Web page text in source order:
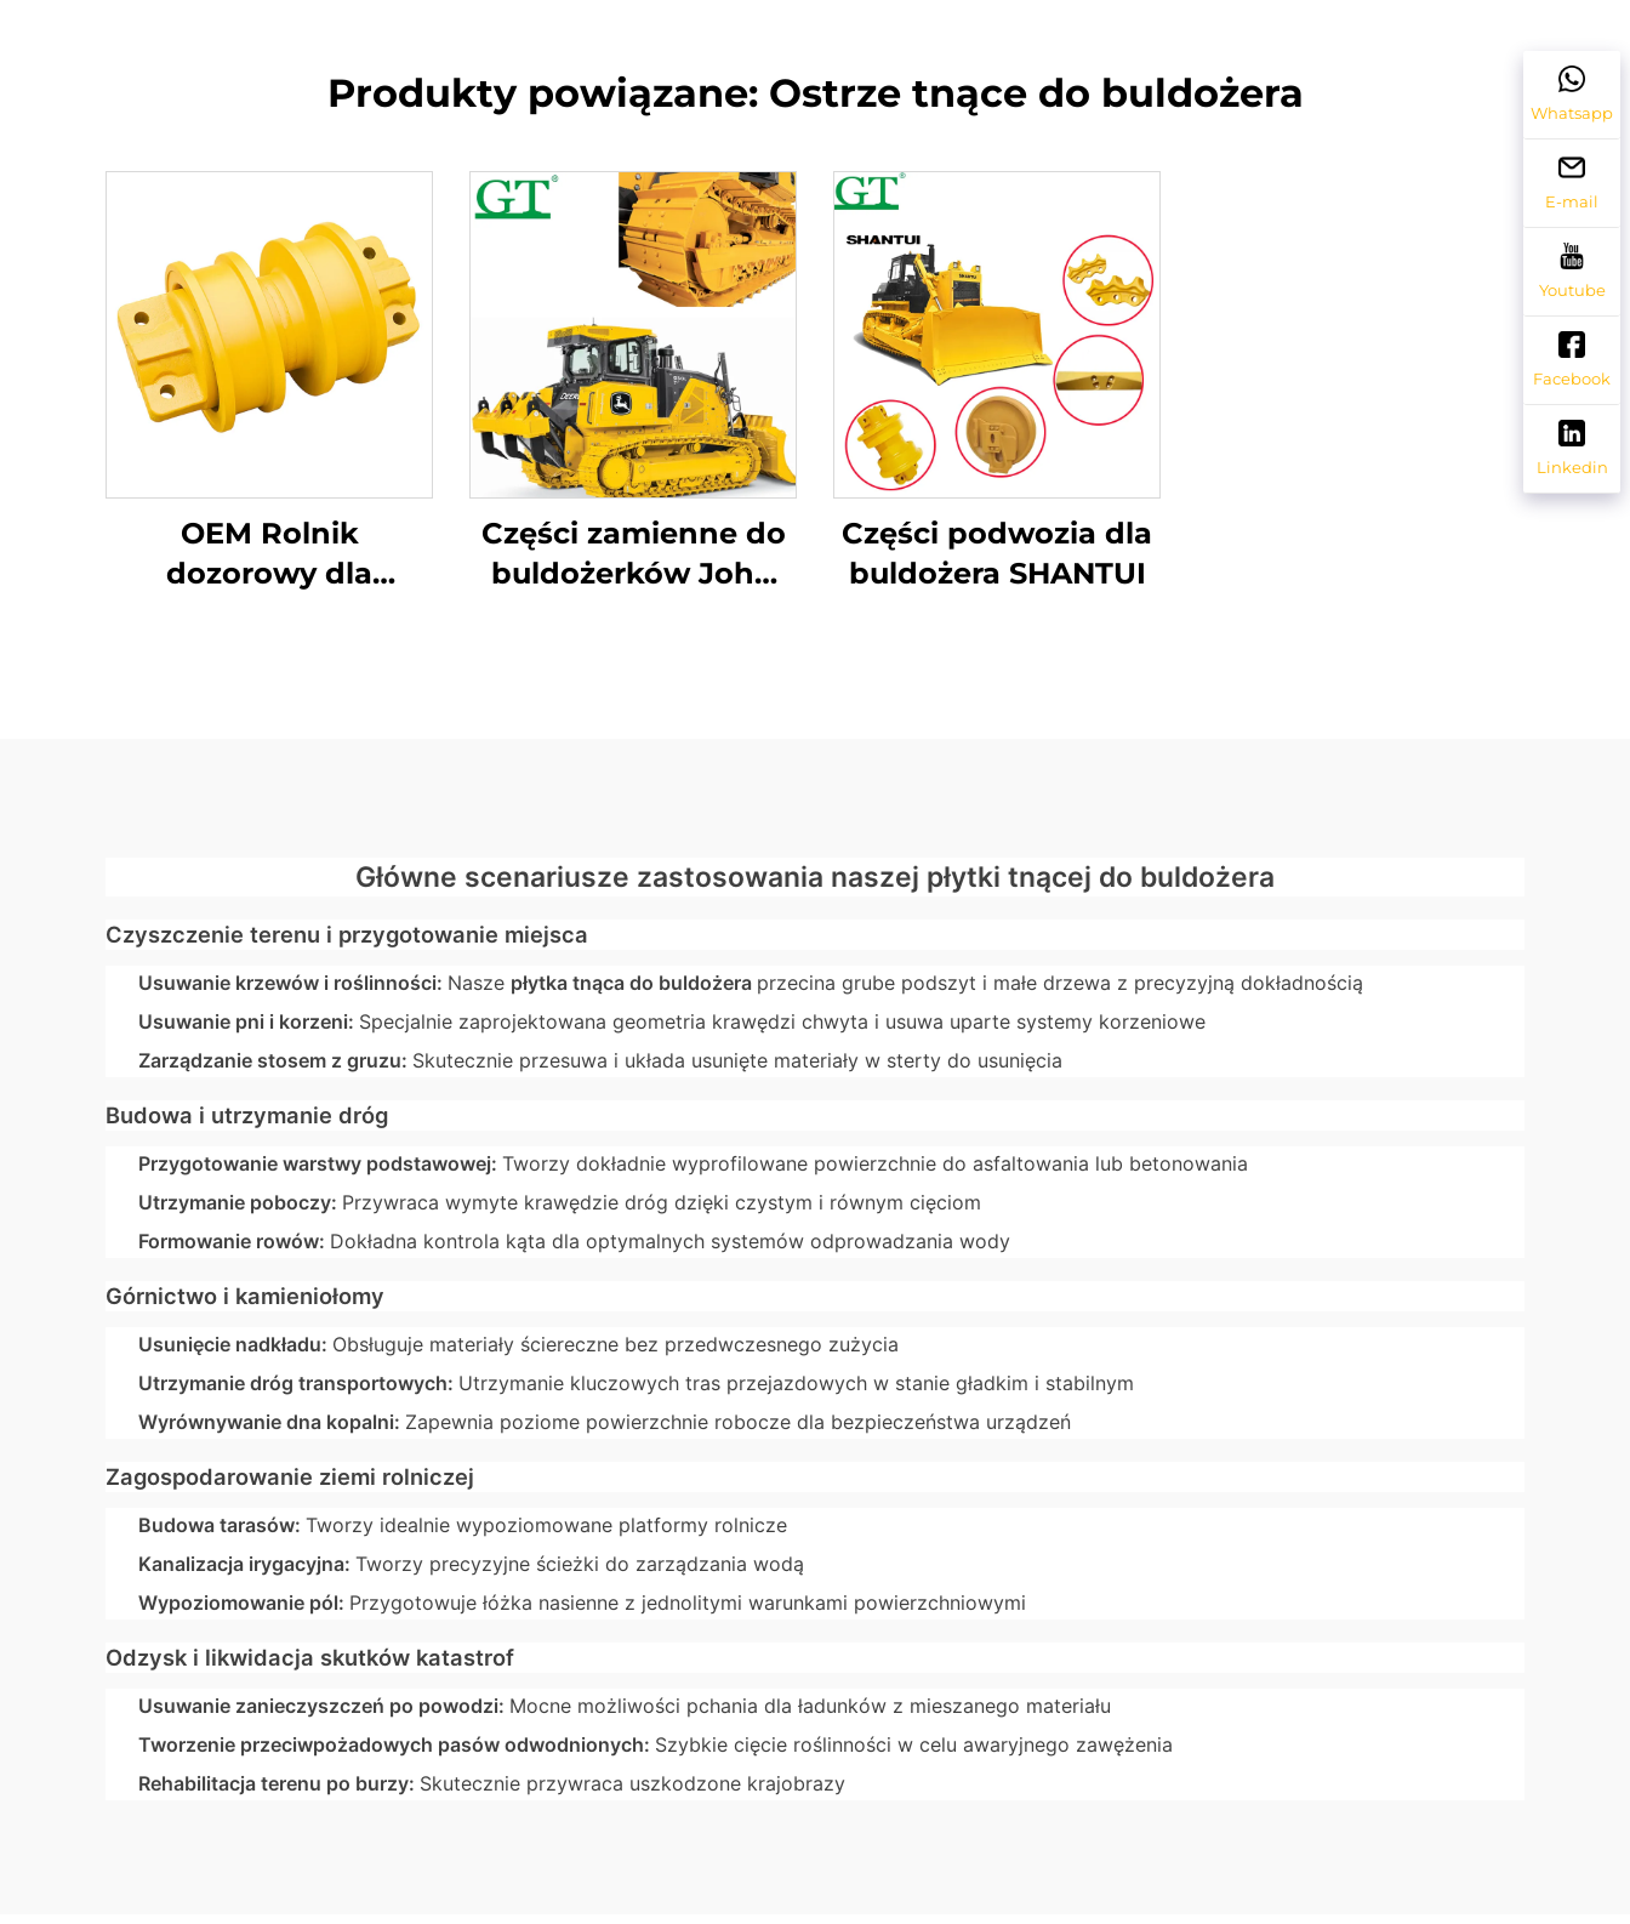
Produkty powiązane: Ostrze tnące do buldożera
OEM Rolnik
dozorowy dla
Części zamienne do
buldożerków John
Części podwozia dla
buldożera SHANTUI
Główne scenariusze zastosowania naszej płytki tnącej do buldożera
Czyszczenie terenu i przygotowanie miejsca
Usuwanie krzewów i roślinności: Nasze płytka tnąca do buldożera przecina grube podszyt i małe drzewa z precyzyjną dokładnością
Usuwanie pni i korzeni: Specjalnie zaprojektowana geometria krawędzi chwyta i usuwa uparte systemy korzeniowe
Zarządzanie stosem z gruzu: Skutecznie przesuwa i układa usunięte materiały w sterty do usunięcia
Budowa i utrzymanie dróg
Przygotowanie warstwy podstawowej:Tworzy dokładnie wyprofilowane powierzchnie do asfaltowania lub betonowania
Utrzymanie poboczy: Przywraca wymyte krawędzie dróg dzięki czystym i równym cięciom
Formowanie rowów: Dokładna kontrola kąta dla optymalnych systemów odprowadzania wody
Górnictwo i kamieniołomy
Usunięcie nadkładu: Obsługuje materiały ściereczne bez przedwczesnego zużycia
Utrzymanie dróg transportowych: Utrzymanie kluczowych tras przejazdowych w stanie gładkim i stabilnym
Wyrównywanie dna kopalni: Zapewnia poziome powierzchnie robocze dla bezpieczeństwa urządzeń
Zagospodarowanie ziemi rolniczej
Budowa tarasów:Tworzy idealnie wypoziomowane platformy rolnicze
Kanalizacja irygacyjna:Tworzy precyzyjne ścieżki do zarządzania wodą
Wypoziomowanie pól: Przygotowuje łóżka nasienne z jednolitymi warunkami powierzchniowymi
Odzysk i likwidacja skutków katastrof
Usuwanie zanieczyszczeń po powodzi: Mocne możliwości pchania dla ładunków z mieszanego materiału
Tworzenie przeciwpożadowych pasów odwodnionych: Szybkie cięcie roślinności w celu awaryjnego zawężenia
Rehabilitacja terenu po burzy: Skutecznie przywraca uszkodzone krajobrazy
Whatsapp
E-mail
Youtube
Facebook
Linkedin